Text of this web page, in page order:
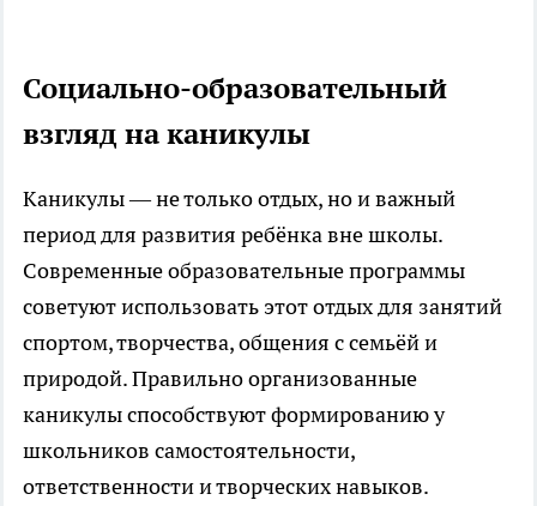
Социально-образовательный
взгляд на каникулы
Каникулы — не только отдых, но и важный
период для развития ребёнка вне школы.
Современные образовательные программы
советуют использовать этот отдых для занятий
спортом, творчества, общения с семьёй и
природой. Правильно организованные
каникулы способствуют формированию у
школьников самостоятельности,
ответственности и творческих навыков.